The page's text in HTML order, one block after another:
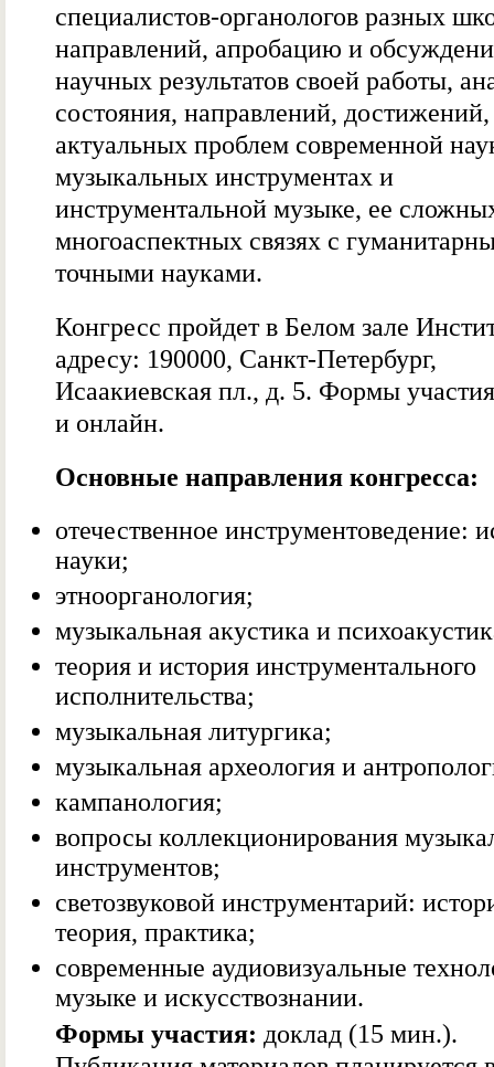
специалистов-органологов разных
направлений, апробацию и
научных результатов своей работы,
состояния, направлений, достижений,
актуальных проблем современной
музыкальных инструментах и
инструментальной музыке, ее
многоаспектных связях с
точными науками.
Конгресс пройдет в Белом зале
адресу: 190000, Санкт-Петербург,
Исаакиевская пл., д. 5. Формы
и онлайн.
Основные направления конгресса:
отечественное инструментоведение:
науки;
этноорганология;
музыкальная акустика и
теория и история инструментального
исполнительства;
музыкальная литургика;
музыкальная археология и
кампанология;
вопросы коллекционирования
инструментов;
светозвуковой инструментарий:
теория, практика;
современные аудиовизуальные
музыке и искусствознании.
Формы участия: доклад (15 мин.).